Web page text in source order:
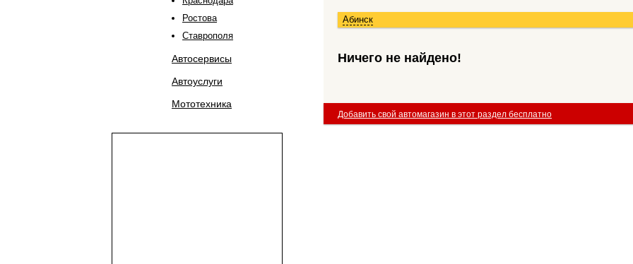
Ростова
Ставрополя
Автосервисы
Автоуслуги
Мототехника
Абинск
Ничего не найдено!
Добавить свой автомагазин в этот раздел бесплатно